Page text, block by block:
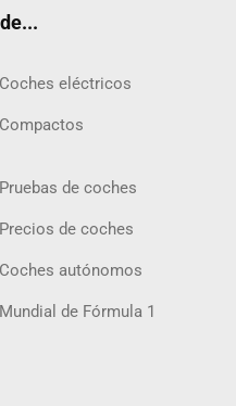
Coches eléctricos
Compactos
Pruebas de coches
Precios de coches
Coches autónomos
Mundial de Fórmula 1